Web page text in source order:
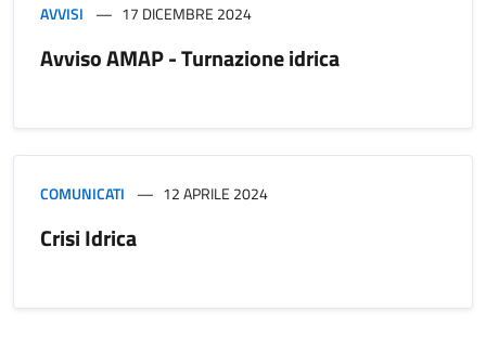
AVVISI 17 DICEMBRE 2024
Avviso AMAP - Turnazione idrica
COMUNICATI 12 APRILE 2024
Crisi Idrica